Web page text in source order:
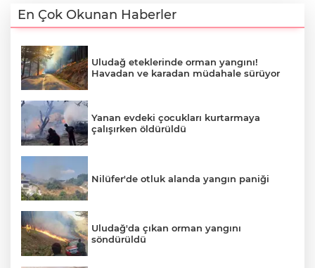
En Çok Okunan Haberler
Uludağ eteklerinde orman yangını!
Havadan ve karadan müdahale sürüyor
Yanan evdeki çocukları kurtarmaya
çalışırken öldürüldü
Nilüfer'de otluk alanda yangın paniği
Uludağ'da çıkan orman yangını
söndürüldü